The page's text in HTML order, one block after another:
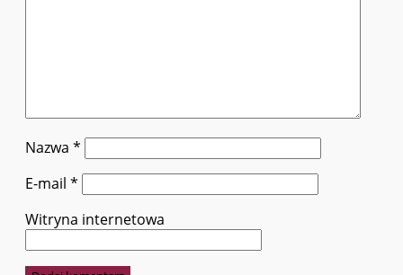
Nazwa *
E-mail *
Witryna internetowa